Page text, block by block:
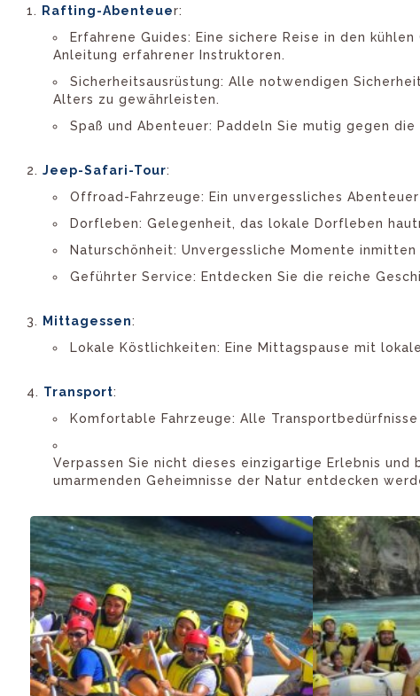
Rafting-Abenteuer:
Erfahrene Guides: Eine sichere Reise in den
Anleitung erfahrener Instruktoren.
Sicherheitsausrüstung: Alle notwendigen
Alters zu gewährleisten.
Spaß und Abenteuer: Paddeln Sie mutig gegen
Jeep-Safari-Tour:
Offroad-Fahrzeuge: Ein unvergessliches
Dorfleben: Gelegenheit, das lokale Dorfleben
Naturschönheit: Unvergessliche Momente
Geführter Service: Entdecken Sie die reiche
Mittagessen:
Lokale Köstlichkeiten: Eine Mittagspause mit
Transport:
Komfortable Fahrzeuge: Alle
Verpassen Sie nicht dieses einzigartige Erlebnis
umarmenden Geheimnisse der Natur entdecken